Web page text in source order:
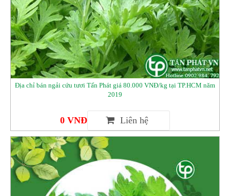
Địa chỉ bán ngải cứu tươi Tấn Phát giá 80.000 VNĐ/kg tại TP.HCM năm
2019
0 VNĐ